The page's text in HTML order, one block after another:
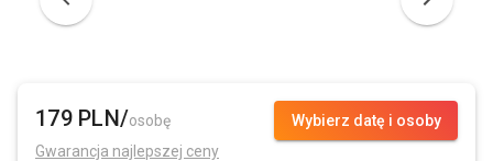
Wybierz datę i osoby
179 PLN/osobę
Gwarancja najlepszej ceny